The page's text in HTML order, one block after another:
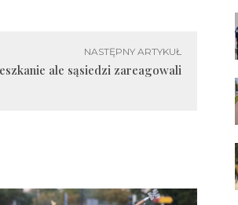
NASTĘPNY ARTYKUŁ
ale sąsiedzi zareagowali